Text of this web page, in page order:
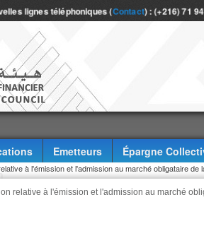
lignes téléphoniques (Contact) : (+216) 71
Emetteurs Épargne
à l'émission et l'admission au marché obligataire
relative à l'émission et l'admission au marché